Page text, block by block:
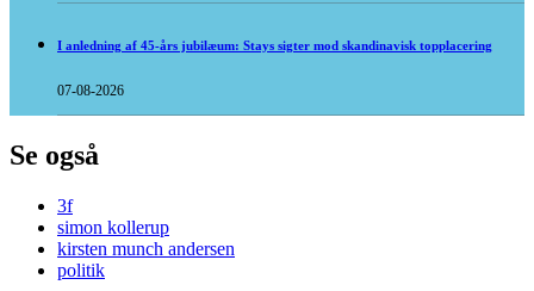
I anledning af 45-års jubilæum: Stays sigter mod skandinavisk topplacering
07-08-2026
Se også
3f
simon kollerup
kirsten munch andersen
politik